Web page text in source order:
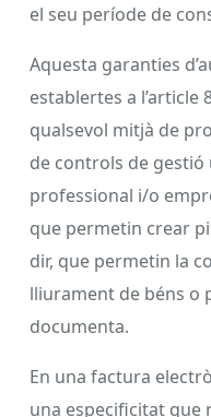
el seu període de
Aquesta garanties
establertes a
qualsevol mitjà de
de controls de gestió
professional i/o
que permetin crear
dir, que permetin la
lliurament de béns o
documenta.
En una factura
una especificitat que